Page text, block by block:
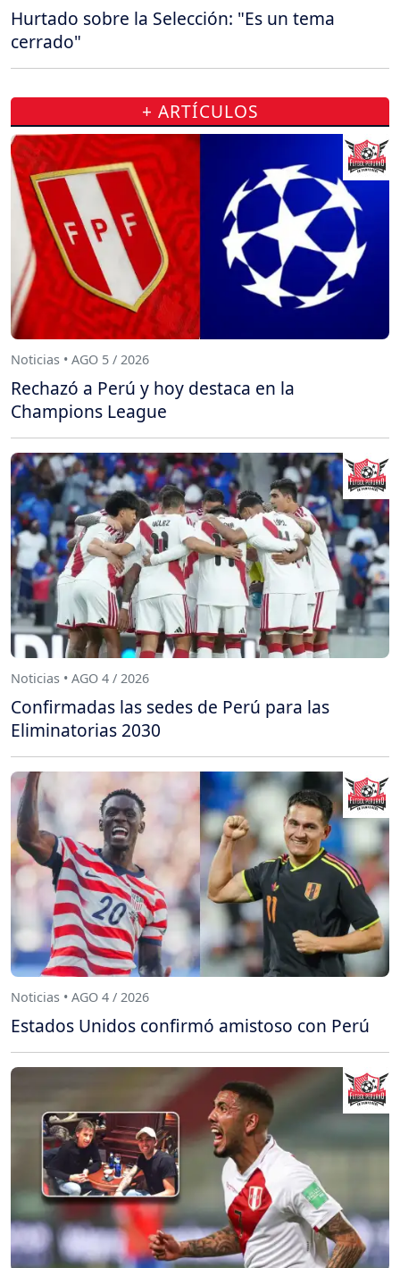
Hurtado sobre la Selección: "Es un tema
cerrado"
+ ARTÍCULOS
Noticias • AGO 5 / 2026
Rechazó a Perú y hoy destaca en la
Champions League
Noticias • AGO 4 / 2026
Confirmadas las sedes de Perú para las
Eliminatorias 2030
Noticias • AGO 4 / 2026
Estados Unidos confirmó amistoso con Perú